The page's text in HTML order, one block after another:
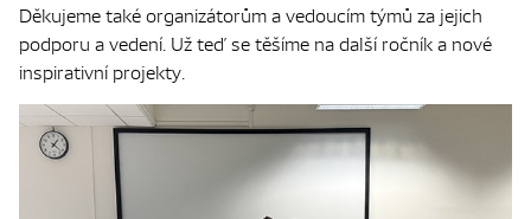
Děkujeme také organizátorům a vedoucím týmů za jejich
podporu a vedení. Už teď se těšíme na další ročník a nové
inspirativní projekty.